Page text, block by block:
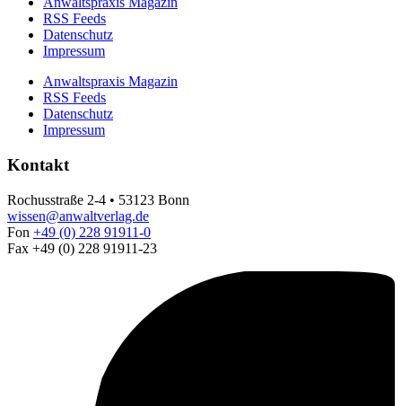
RSS Feeds
Datenschutz
Impressum
Anwaltspraxis Magazin
RSS Feeds
Datenschutz
Impressum
Kontakt
Rochusstraße 2-4 • 53123 Bonn
wissen@anwaltverlag.de
Fon +49 (0) 228 91911-0
Fax +49 (0) 228 91911-23